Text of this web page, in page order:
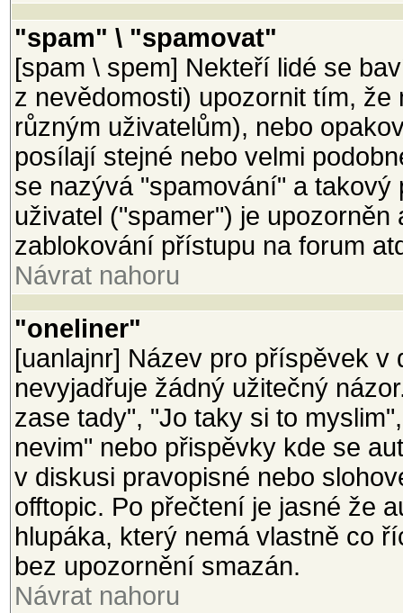
"spam" \ "spamovat"
[spam \ spem] Nekteří lidé se
z nevědomosti) upozornit tím,
různým uživatelům), nebo
posílají stejné nebo velmi
se nazývá "spamování" a
uživatel ("spamer") je
zablokování přístupu na forum
Návrat nahoru
"oneliner"
[uanlajnr] Název pro příspěvek
nevyjadřuje žádný užitečný
zase tady", "Jo taky si to
nevim" nebo přispěvky kde se
v diskusi pravopisné nebo
offtopic. Po přečtení je jasné že
hlupáka, který nemá vlastně co
bez upozornění smazán.
Návrat nahoru